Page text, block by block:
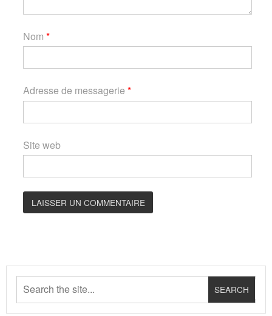
Nom *
Adresse de messagerie *
Site web